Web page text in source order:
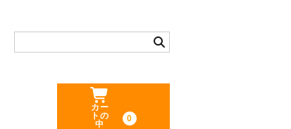
カー
トの
中
0